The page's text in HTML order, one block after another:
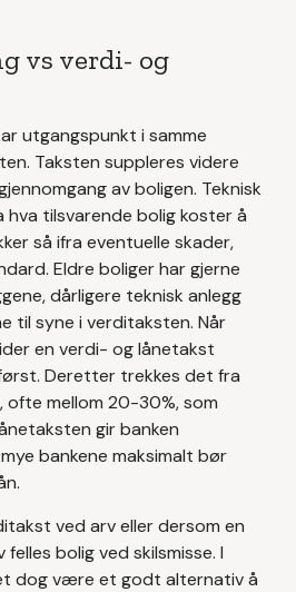
vs verdi- og
utgangspunkt i samme
Taksten suppleres videre
av boligen. Teknisk
hva tilsvarende bolig koster å
så ifra eventuelle skader,
Eldre boliger har gjerne
dårligere teknisk anlegg
til syne i verditaksten. Når
en verdi- og lånetakst
Deretter trekkes det fra
ofte mellom 20-30%, som
gir banken
bankene maksimalt bør
ved arv eller dersom en
bolig ved skilsmisse. I
dog være et godt alternativ å